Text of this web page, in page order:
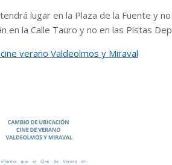
lugar en la Plaza de la Fuente y
en la Calle Tauro y no en las Pistas
verano Valdeolmos y Miraval